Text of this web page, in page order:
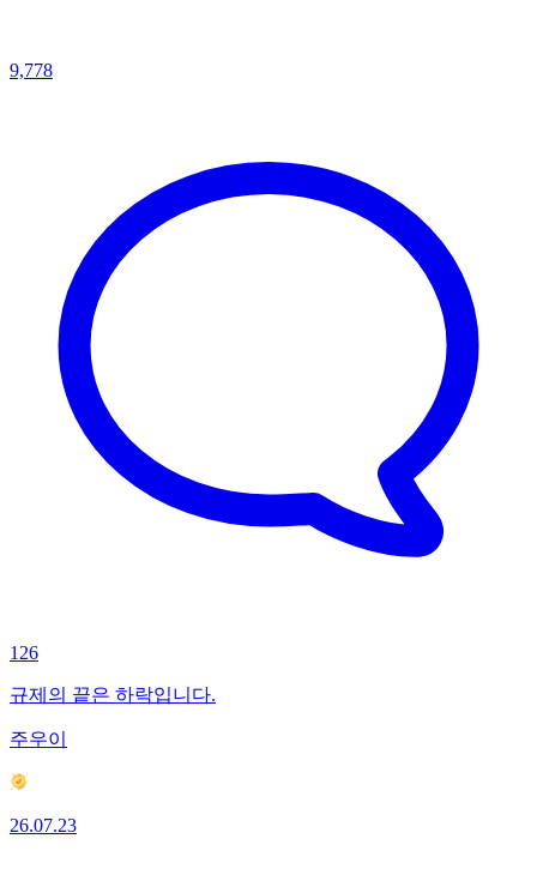
9,778
126
규제의 끝은 하락입니다.
주우이
26.07.23